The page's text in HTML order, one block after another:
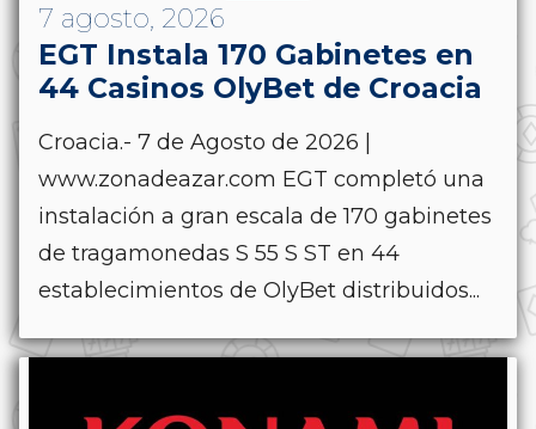
7 agosto, 2026
EGT Instala 170 Gabinetes en
44 Casinos OlyBet de Croacia
Croacia.- 7 de Agosto de 2026 |
www.zonadeazar.com EGT completó una
instalación a gran escala de 170 gabinetes
de tragamonedas S 55 S ST en 44
establecimientos de OlyBet distribuidos...